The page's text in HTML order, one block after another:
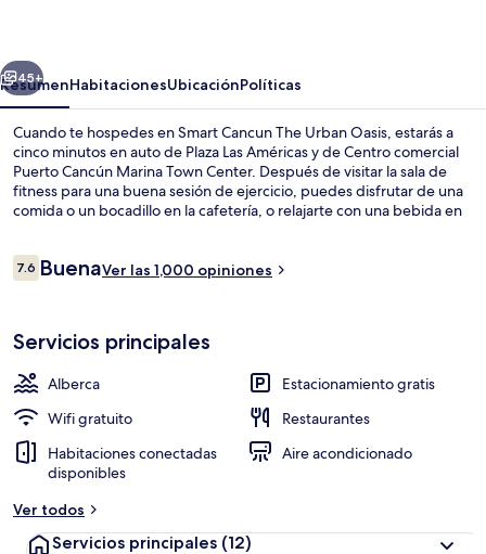
Oasis
Siguiente
45+
ResumenHabitacionesUbicaciónPolíticas
Cuando te hospedes en Smart Cancun The Urban Oasis, estarás a
cinco minutos en auto de Plaza Las Américas y de Centro comercial
Puerto Cancún Marina Town Center. Después de visitar la sala de
fitness para una buena sesión de ejercicio, puedes disfrutar de una
comida o un bocadillo en la cafetería, o relajarte con una bebida en
junto a la alberca y snack bar o deli. Otros visitantes hablan
Opiniones
7.67.6 de 10,
BuenaVer las 1,000 opiniones
Servicios principales
Alberca
Estacionamiento gratis
Wifi gratuito
Restaurantes
Habitaciones conectadas
disponibles
Aire acondicionado
Ver todos
Servicios principales (12)